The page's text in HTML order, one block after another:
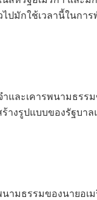
ไปมักใช้เวลานี้ในกา
และเคารพนามธรร
ร้างรูปแบบของรัฐบ
ามธรรมของนายอเ